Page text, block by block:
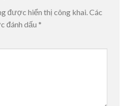
được hiển thị công khai.Các
đánh dấu *